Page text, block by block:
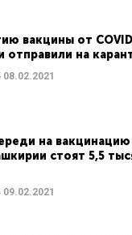
вакцины от
отправили на
08.02.2021
на
стоят 5,5
09.02.2021